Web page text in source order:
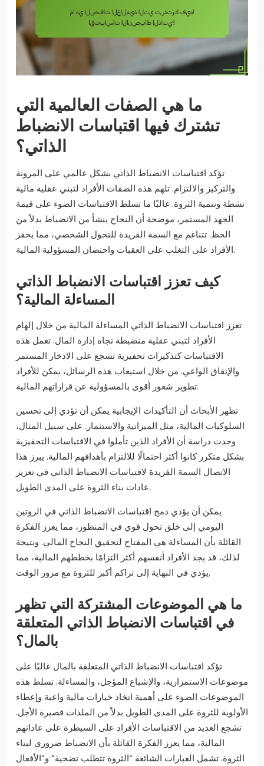
ما هي الصفات العالمية التي
تشترك فيها اقتباسات الانضباط
الذاتي؟
تؤكد اقتباسات الانضباط الذاتي بشكل عالمي على المرونة
والتركيز والالتزام. تلهم هذه الصفات الأفراد لتبني عقلية مالية
نشطة وتنمية الثروة. غالبًا ما تسلط الاقتباسات الضوء على قيمة
الجهد المستمر، موضحة أن النجاح ينشأ من الانضباط بدلاً من
الحظ. تتناغم مع السمة الفريدة للتحول الشخصي، مما يحفز
الأفراد على التغلب على العقبات واحتضان المسؤولية المالية.
كيف تعزز اقتباسات الانضباط الذاتي
المساءلة المالية؟
تعزز اقتباسات الانضباط الذاتي المساءلة المالية من خلال إلهام
الأفراد لتبني عقلية منضبطة تجاه إدارة المال. تعمل هذه
الاقتباسات كتذكيرات تحفيزية تشجع على الادخار المستمر
والإنفاق الواعي. من خلال استيعاب هذه الرسائل، يمكن للأفراد
تطوير شعور أقوى بالمسؤولية عن قراراتهم المالية.
تظهر الأبحاث أن التأكيدات الإيجابية يمكن أن تؤدي إلى تحسين
السلوكيات المالية، مثل الميزانية والاستثمار. على سبيل المثال،
وجدت دراسة أن الأفراد الذين تأملوا في الاقتباسات التحفيزية
بشكل متكرر كانوا أكثر احتمالًا للالتزام بأهدافهم المالية. يبرز هذا
الاتصال السمة الفريدة لاقتباسات الانضباط الذاتي في تعزيز
عادات بناء الثروة على المدى الطويل.
يمكن أن يؤدي دمج اقتباسات الانضباط الذاتي في الروتين
اليومي إلى خلق تحول قوي في المنظور، مما يعزز الفكرة
القائلة بأن المساءلة هي المفتاح لتحقيق النجاح المالي. ونتيجة
لذلك، قد يجد الأفراد أنفسهم أكثر التزامًا بخططهم المالية، مما
يؤدي في النهاية إلى تراكم أكبر للثروة مع مرور الوقت.
ما هي الموضوعات المشتركة التي تظهر
في اقتباسات الانضباط الذاتي المتعلقة
بالمال؟
تؤكد اقتباسات الانضباط الذاتي المتعلقة بالمال غالبًا على
موضوعات الاستمرارية، والإشباع المؤجل، والمساءلة. تسلط هذه
الموضوعات الضوء على أهمية اتخاذ خيارات مالية واعية وإعطاء
الأولوية للثروة على المدى الطويل بدلاً من الملذات قصيرة الأجل.
تشجع العديد من الاقتباسات الأفراد على السيطرة على عاداتهم
المالية، مما يعزز الفكرة القائلة بأن الانضباط ضروري لبناء
الثروة. تشمل العبارات الشائعة “الثروة تتطلب تضحية” و”الأفعال